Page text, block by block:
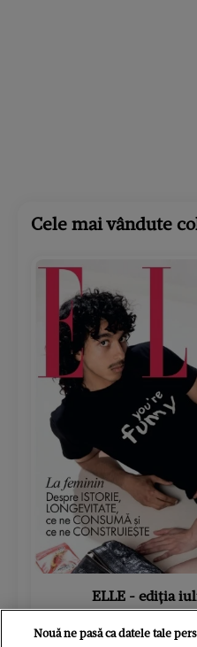
Cele mai vândute
ELLE - ediția
Nouă ne pasă ca datele tale